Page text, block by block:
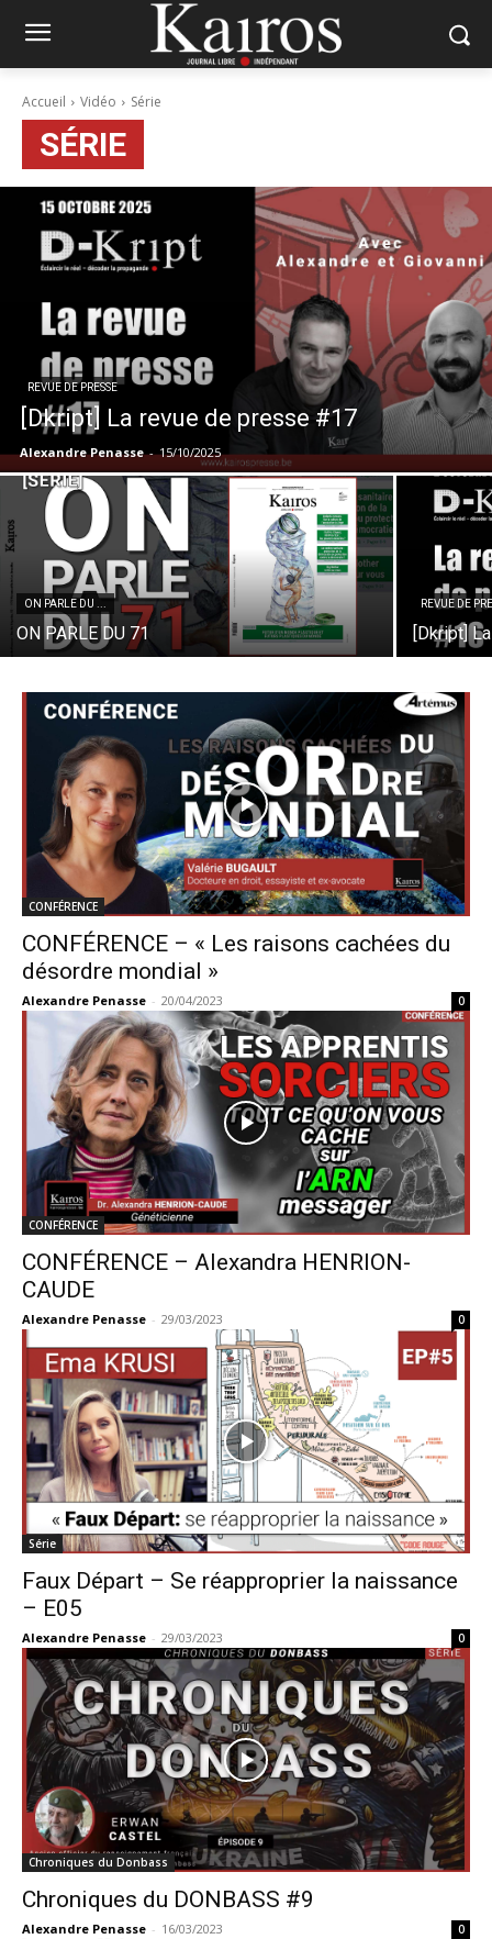
Accueil Vidéo Série
SÉRIE
REVUE DE PRESSE
[Dkript] La revue de presse #17
Alexandre Penasse - 15/10/2025
ON PARLE DU ...
ON PARLE DU 71
REVUE DE
[Dkript]
CONFÉRENCE
CONFÉRENCE – « Les raisons cachées du
désordre mondial »
Alexandre Penasse - 20/04/2023 0
CONFÉRENCE
CONFÉRENCE – Alexandra HENRION-
CAUDE
Alexandre Penasse - 29/03/2023 0
Série
Faux Départ – Se réapproprier la naissance
– E05
Alexandre Penasse - 29/03/2023 0
Chroniques du Donbass
Chroniques du DONBASS #9
Alexandre Penasse - 16/03/2023 0